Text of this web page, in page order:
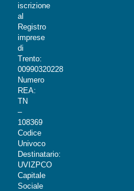
iscrizione
al
Registro
imprese
di
Trento:
00990320228
Numero
REA:
TN
–
108369
Codice
Univoco
Destinatario:
UVIZPCO
Capitale
Sociale